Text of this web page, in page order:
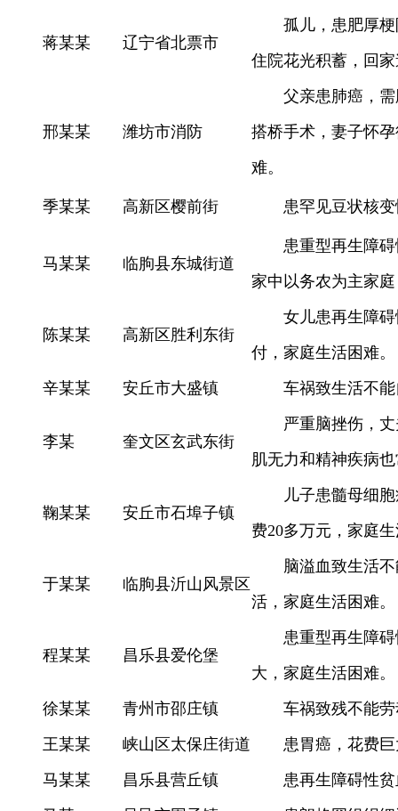
蒋某某 辽宁省北票市
孤儿，患肥厚
住院花光积蓄，回
邢某某 潍坊市消防
父亲患肺癌，
搭桥手术，妻子怀
难。
季某某 高新区樱前街 患罕见豆状核
马某某 临朐县东城街道
患重型再生障
家中以务农为主家
陈某某 高新区胜利东街
女儿患再生障
付，家庭生活困难。
辛某某
安丘市大盛镇 车祸致生活不
李某 奎文区玄武东街
严重脑挫伤，
肌无力和精神疾病
鞠某某 安丘市石埠子镇
儿子患髓母细
费20多万元，家庭
于某某 临朐县沂山风景区
脑溢血致生活
活，家庭生活困难。
程某某 昌乐县爱伦堡
患重型再生障
大，家庭生活困难。
徐某某
青州市邵庄镇
车祸致残不能
王某某
峡山区太保庄街道
患胃癌，花费
马某某
昌乐县营丘镇
患再生障碍性